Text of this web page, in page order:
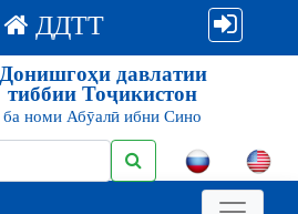
ДДТТ
Донишгоҳи давлатии
тиббии Тоҷикистон
ба номи Абӯалӣ ибни Сино